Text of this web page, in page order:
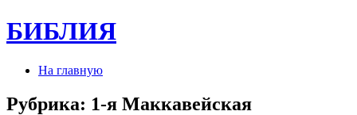
БИБЛИЯ
На главную
Рубрика: 1-я Маккавейская